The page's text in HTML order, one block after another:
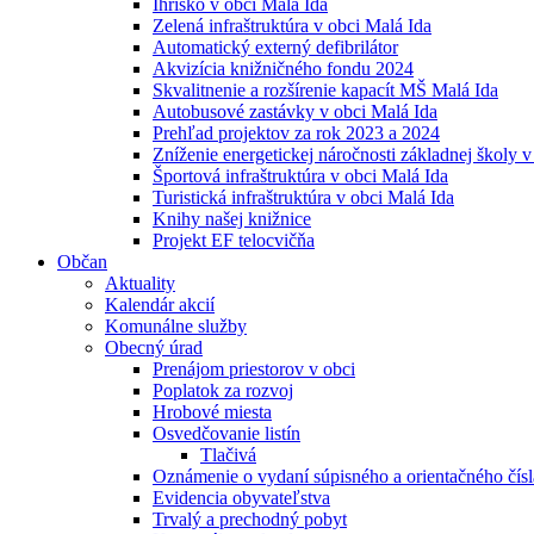
Ihrisko v obci Malá Ida
Zelená infraštruktúra v obci Malá Ida
Automatický externý defibrilátor
Akvizícia knižničného fondu 2024
Skvalitnenie a rozšírenie kapacít MŠ Malá Ida
Autobusové zastávky v obci Malá Ida
Prehľad projektov za rok 2023 a 2024
Zníženie energetickej náročnosti základnej školy
Športová infraštruktúra v obci Malá Ida
Turistická infraštruktúra v obci Malá Ida
Knihy našej knižnice
Projekt EF telocvičňa
Občan
Aktuality
Kalendár akcií
Komunálne služby
Obecný úrad
Prenájom priestorov v obci
Poplatok za rozvoj
Hrobové miesta
Osvedčovanie listín
Tlačivá
Oznámenie o vydaní súpisného a orientačného
Evidencia obyvateľstva
Trvalý a prechodný pobyt